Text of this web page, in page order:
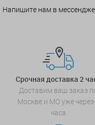
Напишите нам в
Срочная доставка 2
Доставим ваш заказ
Москве и МО уже через
часа